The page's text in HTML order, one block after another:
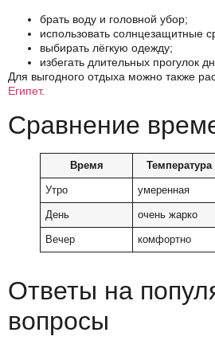
брать воду и головной убор;
использовать солнцезащитные
выбирать лёгкую одежду;
избегать длительных прогулок
Для выгодного отдыха можно также
Египет.
Сравнение
Время Температура
Утро умеренная
День очень жарко
Вечер комфортно
Ответы на
вопросы